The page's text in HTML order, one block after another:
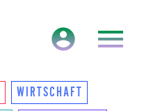
WIRTSCHAFT